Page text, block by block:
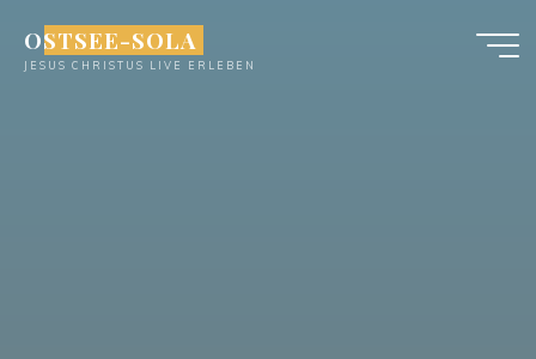
Inhalt
springen
OSTSEE-SOLA
JESUS CHRISTUS LIVE ERLEBEN